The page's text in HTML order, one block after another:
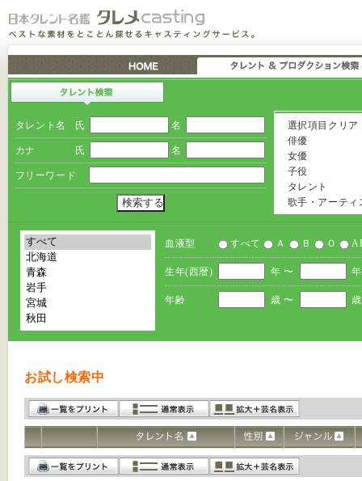
タレント名 氏 名
カナ 氏 名
フリーワード
選択項目クリア
俳優
女優
子役
タレント
歌手・アーティ
血液型 すべて Ａ Ｂ Ｏ
生年(西暦) 年 〜
年齢 歳 〜 歳
お試し検索中